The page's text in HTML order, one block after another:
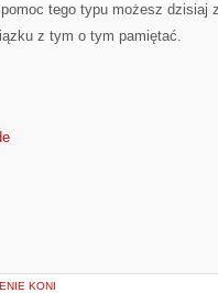
tego typu możesz dzisiaj
z tym o tym pamiętać.
KONI